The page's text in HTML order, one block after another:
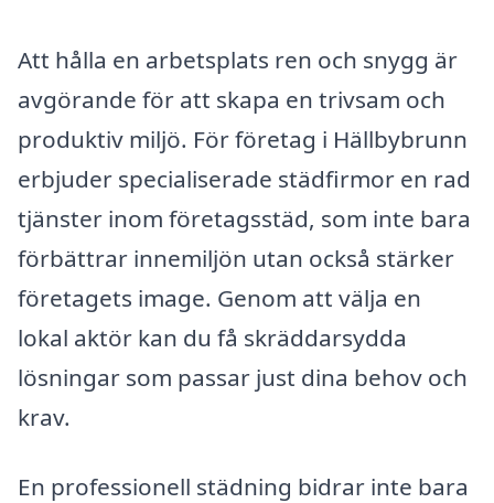
Att hålla en arbetsplats ren och snygg är
avgörande för att skapa en trivsam och
produktiv miljö. För företag i Hällbybrunn
erbjuder specialiserade städfirmor en rad
tjänster inom företagsstäd, som inte bara
förbättrar innemiljön utan också stärker
företagets image. Genom att välja en
lokal aktör kan du få skräddarsydda
lösningar som passar just dina behov och
krav.
En professionell städning bidrar inte bara